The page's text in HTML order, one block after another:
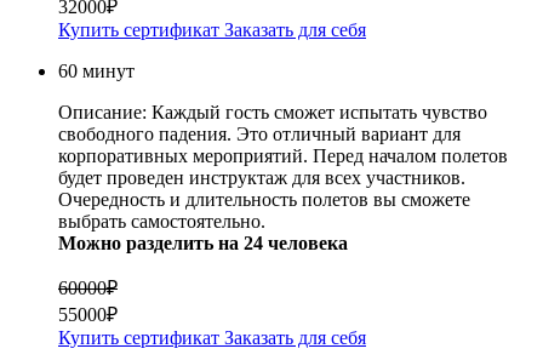
32000₽
Купить сертификат Заказать для себя
60 минут
Описание: Каждый гость сможет испытать чувство
свободного падения. Это отличный вариант для
корпоративных мероприятий. Перед началом полетов
будет проведен инструктаж для всех участников.
Очередность и длительность полетов вы сможете
выбрать самостоятельно.
Можно разделить на 24 человека
60000₽
55000₽
Купить сертификат Заказать для себя